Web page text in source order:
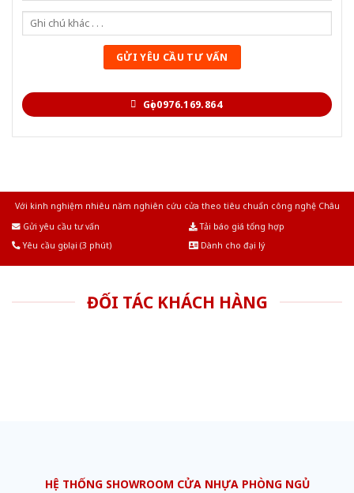
Gọi 0976.169.864
Với kinh nghiệm nhiêu năm nghiên cứu cửa theo tiêu chuẩn công nghệ Châu
Gửi yêu cầu tư vấn
Tải báo giá tổng hợp
Yêu cầu gọi lại (3 phút)
Dành cho đại lý
ĐỐI TÁC KHÁCH HÀNG
HỆ THỐNG SHOWROOM CỬA NHỰA PHÒNG NGỦ